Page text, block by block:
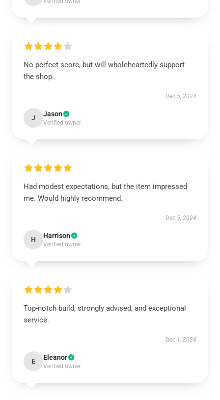
No perfect score, but will wholeheartedly support
the shop.
Dec 5, 2024
J Jason
Verified owner
Had modest expectations, but the item impressed
me. Would highly recommend.
Dec 5, 2024
H Harrison
Verified owner
Top-notch build, strongly advised, and exceptional
service.
Dec 1, 2024
E Eleanor
Verified owner